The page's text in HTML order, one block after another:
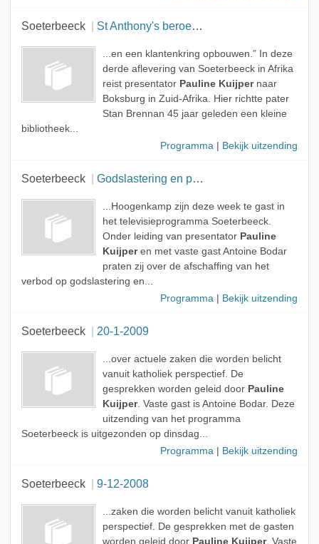
Soeterbeeck St Anthony's beroepsonderwijscentrum in Zuid-Afrika
...en een klantenkring opbouwen.” In deze
derde aflevering van Soeterbeeck in Afrika
reist presentator Pauline Kuijpernaar
Boksburg in Zuid-Afrika. Hier richtte pater
Stan Brennan 45 jaar geleden een kleine
bibliotheek...
Programma
Bekijk uitzending
Soeterbeeck Godslastering en poëzie
...Hoogenkamp zijn deze week te gast in
het televisieprogramma Soeterbeeck.
Onder leiding van presentator Pauline
Kuijperen met vaste gast Antoine Bodar
praten zij over de afschaffing van het
verbod op godslastering en...
Programma
Bekijk uitzending
Soeterbeeck 20-1-2009
...over actuele zaken die worden belicht
vanuit katholiek perspectief. De
gesprekken worden geleid door Pauline
Kuijper. Vaste gast is Antoine Bodar. Deze
uitzending van het programma
Soeterbeeck is uitgezonden op dinsdag...
Programma
Bekijk uitzending
Soeterbeeck 9-12-2008
...zaken die worden belicht vanuit katholiek
perspectief. De gesprekken met de gasten
worden geleid door Pauline Kuijper. Vaste